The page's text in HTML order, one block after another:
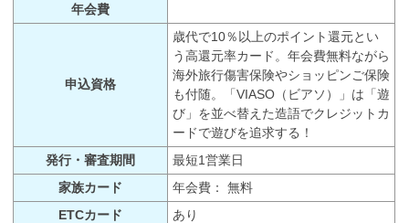
年会費
申込資格
歳代で10％以上のポイント還元とい
う高還元率カード。年会費無料ながら
海外旅行傷害保険やショッピンご保険
も付随。「VIASO（ビアソ）」は「遊
び」を並べ替えた造語でクレジットカ
ードで遊びを追求する！
発行・審査期間
最短1営業日
家族カード
年会費： 無料
ETCカード
あり